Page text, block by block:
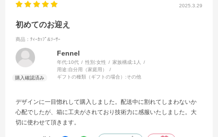
2025.3.29
初めてのお迎え
商品：ﾃｨｰｶｯﾌﾟ&ｿｰｻｰ
Fennel
年代:10代 性別:女性 家族構成:1人
用途:自分用（家庭用）
ギフトの種類（ギフトの場合）:その他
デザインに一目惚れして購入しました。配送中に割れてしまわないか
心配でしたが、箱に工夫がされており技術力に感服いたしました。大
切に使わせて頂きます。